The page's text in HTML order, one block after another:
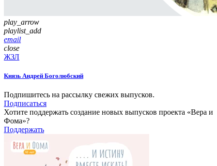
play_arrow
playlist_add
email
close
ЖЗЛ
Князь Андрей Боголюбский
Подпишитесь на рассылку свежих выпусков.
Подписаться
Хотите поддержать создание новых выпусков проекта «Вера и
Фома»?
Поддержать